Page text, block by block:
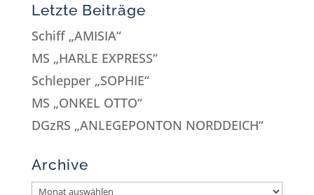
Letzte Beiträge
Schiff „AMISIA“
MS „HARLE EXPRESS“
Schlepper „SOPHIE“
MS „ONKEL OTTO“
DGzRS „ANLEGEPONTON NORDDEICH“
Archive